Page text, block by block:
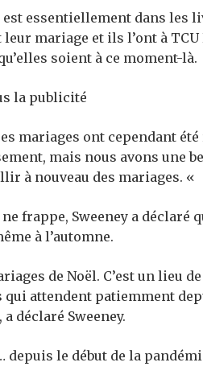
est essentiellement dans les
mariage et ils l’ont à
soient à ce moment-là.
la publicité
mariages ont cependant
mais nous avons une
à nouveau des mariages. «
frappe, Sweeney a
à l’automne.
de Noël. C’est un lieu
qui attendent patiemment
déclaré Sweeney.
depuis le début de la